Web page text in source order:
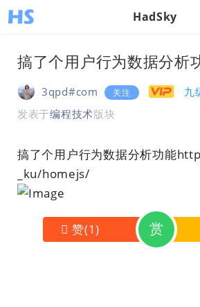
HadSky
搞了个用户行为数据分析
3qpd#com 关注
九
发表于编程技术版块
搞了个用户行为数据分析功能
_ku/homejs/
赞(1) 赏